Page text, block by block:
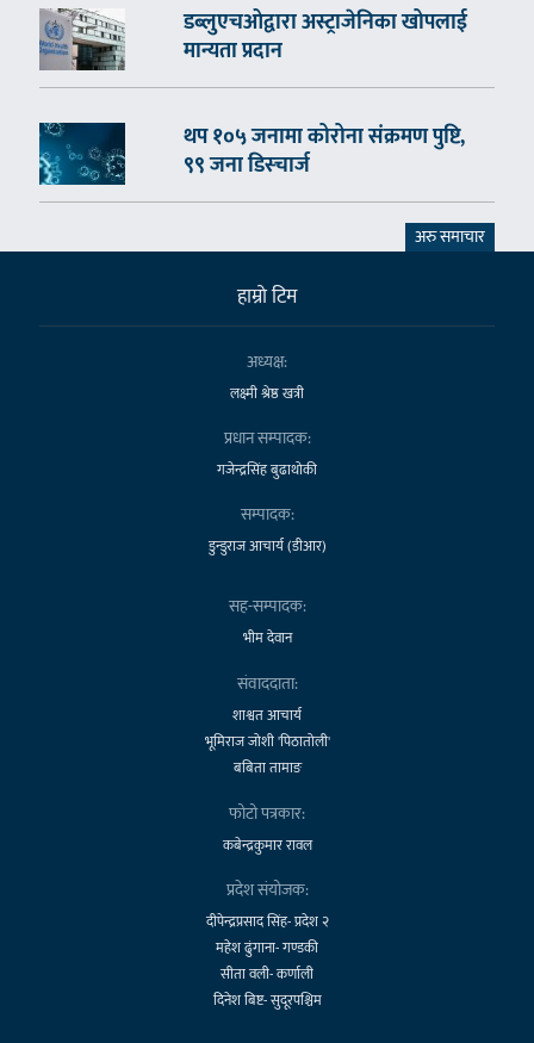
डब्लुएचओद्वारा अस्ट्राजेनिका खोपलाई
मान्यता प्रदान
थप १०५ जनामा कोरोना संक्रमण पुष्टि,
९९ जना डिस्चार्ज
अरु समाचार
हाम्राे टिम
अध्यक्ष:
लक्ष्मी श्रेष्ठ खत्री
प्रधान सम्पादक:
गजेन्द्रसिंह बुढाथोकी
सम्पादक:
डुन्डुराज आचार्य (डीआर)
सह-सम्पादक:
भीम देवान
संवाददाता:
शाश्वत आचार्य
भूमिराज जोशी 'पिठातोली'
बबिता तामाङ
फोटो पत्रकार:
कबेन्द्रकुमार रावल
प्रदेश संयोजक:
दीपेन्द्रप्रसाद सिंह- प्रदेश २
महेश ढुंगाना- गण्डकी
सीता वली- कर्णाली
दिनेश बिष्ट- सुदूरपश्चिम